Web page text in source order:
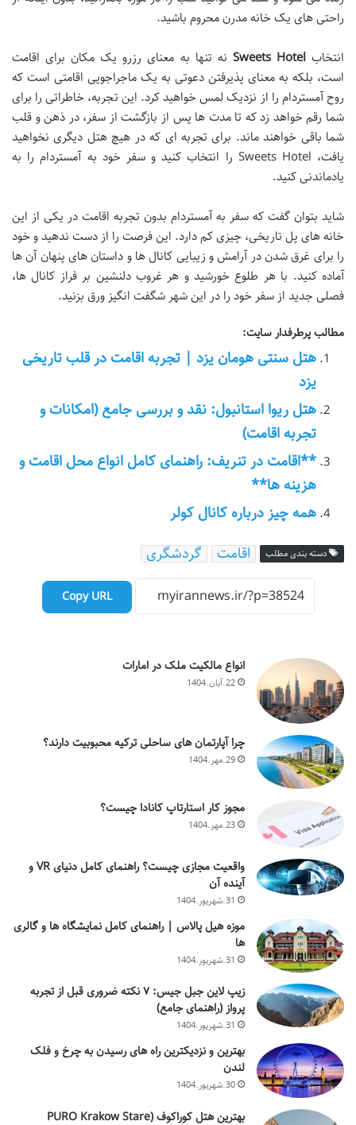
راحتی های یک خانه مدرن محروم باشید.
انتخابSweets Hotel نه تنها به معنای رزرو یک مکان برای اقامت
است، بلکه به معنای پذیرفتن دعوتی به یک ماجراجویی اقامتی است که
روح آمستردام را از نزدیک لمس خواهید کرد. این تجربه، خاطراتی را برای
شما رقم خواهد زد که تا مدت ها پس از بازگشت از سفر، در ذهن و قلب
شما باقی خواهند ماند. برای تجربه ای که در هیچ هتل دیگری نخواهید
یافت، Sweets Hotel را انتخاب کنید و سفر خود به آمستردام را به
یادماندنی کنید.
شاید بتوان گفت که سفر به آمستردام بدون تجربه اقامت در یکی از این
خانه های پل تاریخی، چیزی کم دارد. این فرصت را از دست ندهید و خود
را برای غرق شدن در آرامش و زیبایی کانال ها و داستان های پنهان آن ها
آماده کنید. با هر طلوع خورشید و هر غروب دلنشین بر فراز کانال ها،
فصلی جدید از سفر خود را در این شهر شگفت انگیز ورق بزنید.
مطالب پرطرفدار سایت:
هتل سنتی هومان یزد | تجربه اقامت در قلب تاریخی
یزد
هتل ریوا استانبول: نقد و بررسی جامع (امکانات و
تجربه اقامت)
**اقامت در تنریف: راهنمای کامل انواع محل اقامت و
هزینه ها**
همه چیز درباره کانال کولر
دسته بندی مطلب اقامت گردشگری
Copy URL
انواع مالکیت ملک در امارات
22.آبان.1404
چرا آپارتمان های ساحلی ترکیه محبوبیت دارند؟
29.مهر.1404
مجوز کار استارتاپ کانادا چیست؟
23.مهر.1404
واقعیت مجازی چیست؟ راهنمای کامل دنیای VR و
آینده آن
31.شهریور.1404
موزه هیل پالاس | راهنمای کامل نمایشگاه ها و گالری
ها
31.شهریور.1404
زیپ لاین جبل جیس: ۷ نکته ضروری قبل از تجربه
پرواز (راهنمای جامع)
31.شهریور.1404
بهترین و نزدیکترین راه های رسیدن به چرخ و فلک
لندن
30.شهریور.1404
بهترین هتل کوراکوف (PURO Krakow Stare